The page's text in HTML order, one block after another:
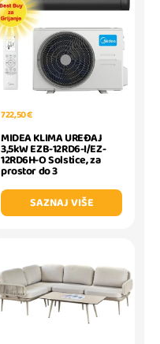
722,50 €
MIDEA KLIMA UREĐAJ
3,5kW EZB-12RD6-I/EZ-
12RD6H-O Solstice, za
prostor do 3
SAZNAJ VIŠE